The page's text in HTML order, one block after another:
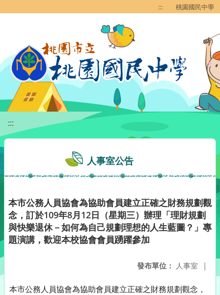
::: 桃園國民中學
:::
人事室公告
本市公務人員協會為協助會員建立正確之財務規劃觀
念，訂於109年8月12日（星期三）辦理「理財規劃
與快樂退休－如何為自己規劃理想的人生藍圖？」專
題演講，歡迎本校協會會員踴躍參加
發布單位： 人事室 |
本市公務人員協會為協助會員建立正確之財務規劃觀念，